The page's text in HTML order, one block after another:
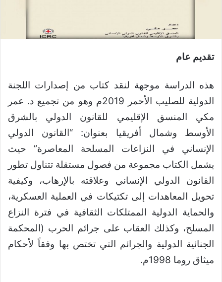
تقديم عام
هذه الدراسة موجهة لنقد كتاب من إصدارات اللجنة
الدولية للصليب الأحمر 2019م وهو من تجميع د. عمر
مكي المنسق الإقليمي للقانون الدولي بالشرق
الأوسط وشمال أفريقيا بعنوان: “القانون الدولي
الإنساني في النزاعات المسلحة المعاصرة” حيث
يشمل الكتاب مجموعة من فصول مستقلة تتناول تطور
القانون الدولي الإنساني وعلاقته بالإرهاب، وكيفية
تحويل المعاهدات إلى تكتيكات في العملية العسكرية،
والحماية الدولية الممتلكات الثقافية في فترة النزاع
المسلح، وكذلك العقاب على جرائم الحرب (المحكمة
الجنائية الدولية والجرائم التي تختص بها وفقاً لأحكام
ميثاق روما 1998م.